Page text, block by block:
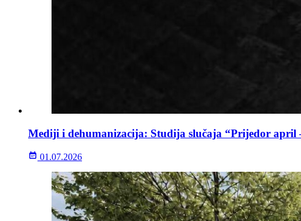
Mediji i dehumanizacija: Studija slučaja “Prijedor april
01.07.2026